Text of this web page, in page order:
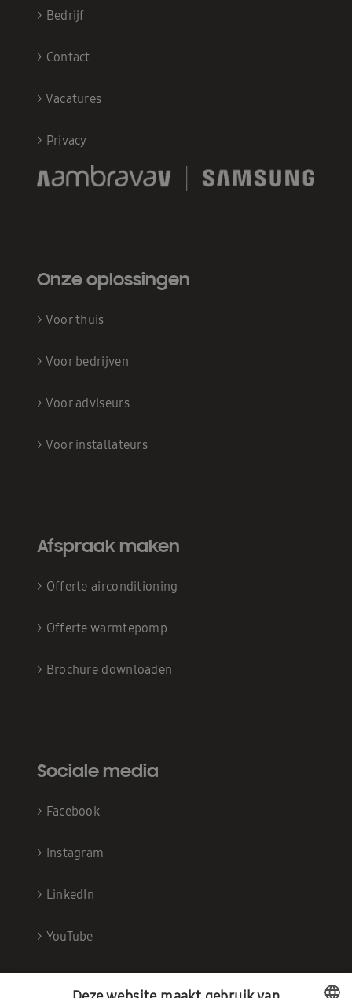
> Bedrijf
> Contact
> Vacatures
> Privacy
Onze oplossingen
> Voor thuis
> Voor bedrijven
> Voor adviseurs
> Voor installateurs
Afspraak maken
> Offerte airconditioning
> Offerte warmtepomp
> Brochure downloaden
Sociale media
> Facebook
> Instagram
> LinkedIn
> YouTube